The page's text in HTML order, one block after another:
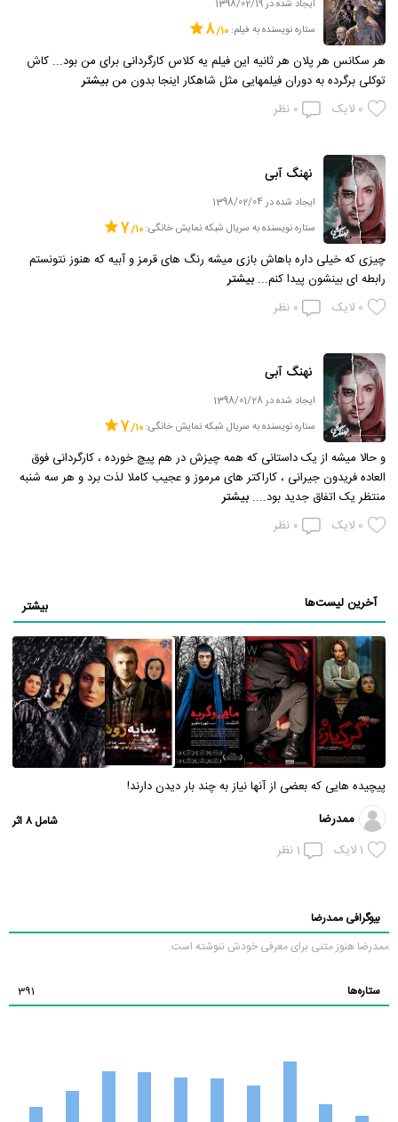
ایجاد شده در 1398/02/19
ستاره نویسنده به فیلم:
8
هر سکانس هر پلان هر ثانیه این فیلم یه کلاس کارگردانی برای من بود... کاش
توکلی برگرده به دوران فیلمهایی مثل شاهکار اینجا بدون منبیشتر
0 لایک 0 نظر
نهنگ آبی
ایجاد شده در 1398/02/04
ستاره نویسنده به سریال شبکه نمایش خانگی:
7
چیزی که خیلی داره باهاش بازی میشه رنگ های قرمز و آبیه که هنوز نتونستم
رابطه ای بینشون پیدا کنم...بیشتر
0 لایک 0 نظر
نهنگ آبی
ایجاد شده در 1398/01/28
ستاره نویسنده به سریال شبکه نمایش خانگی:
7
و حالا میشه از یک داستانی که همه چیزش در هم پیچ خورده ، کارگردانی فوق
العاده فریدون جیرانی ، کاراکتر های مرموز و عجیب کاملا لذت برد و هر سه شنبه
منتظر یک اتفاق جدید بود....بیشتر
0 لایک 0 نظر
آخرین لیست‌ها بیشتر
پیچیده هایی که بعضی از آنها نیاز به چند بار دیدن دارند!
ممدرضا
شامل 8 اثر
1لایک 1نظر
بیوگرافی ممدرضا
ممدرضا هنوز متنی برای معرفی خودش ننوشته است.
ستاره‌ها 391